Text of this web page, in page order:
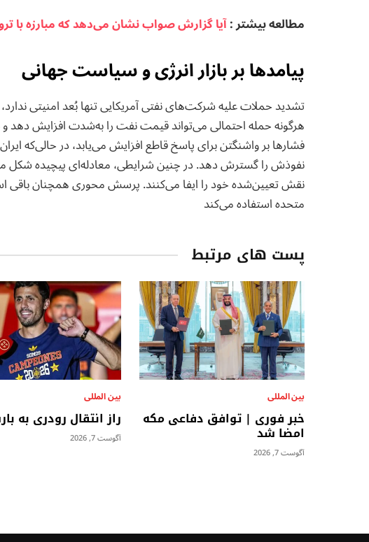
مطالعه بيشتر :آیا گزارش صواب نشان می‌دهد که مبارزه با
پیامدها بر بازار انرژی و سیاست جهانی
تشدید حملات علیه شرکت‌های نفتی آمریکایی تنها بُعد امنیتی ندارد،
هرگونه حمله احتمالی می‌تواند قیمت نفت را به‌شدت افزایش دهد و
فشارها بر واشنگتن برای پاسخ قاطع افزایش می‌یابد، در حالی‌که
نفوذش را گسترش دهد. در چنین شرایطی، معادله‌ای پیچیده شکل
نقش تعیین‌شده خود را ایفا می‌کنند. پرسش محوری همچنان باقی
متحده استفاده می‌کند
پست های مرتبط
بين المللى
خبر فوری | توافق دفاعی مکه
امضا شد
آگوست 7, 2026
بين المللى
راز انتقال رودری به
آگوست 7, 2026